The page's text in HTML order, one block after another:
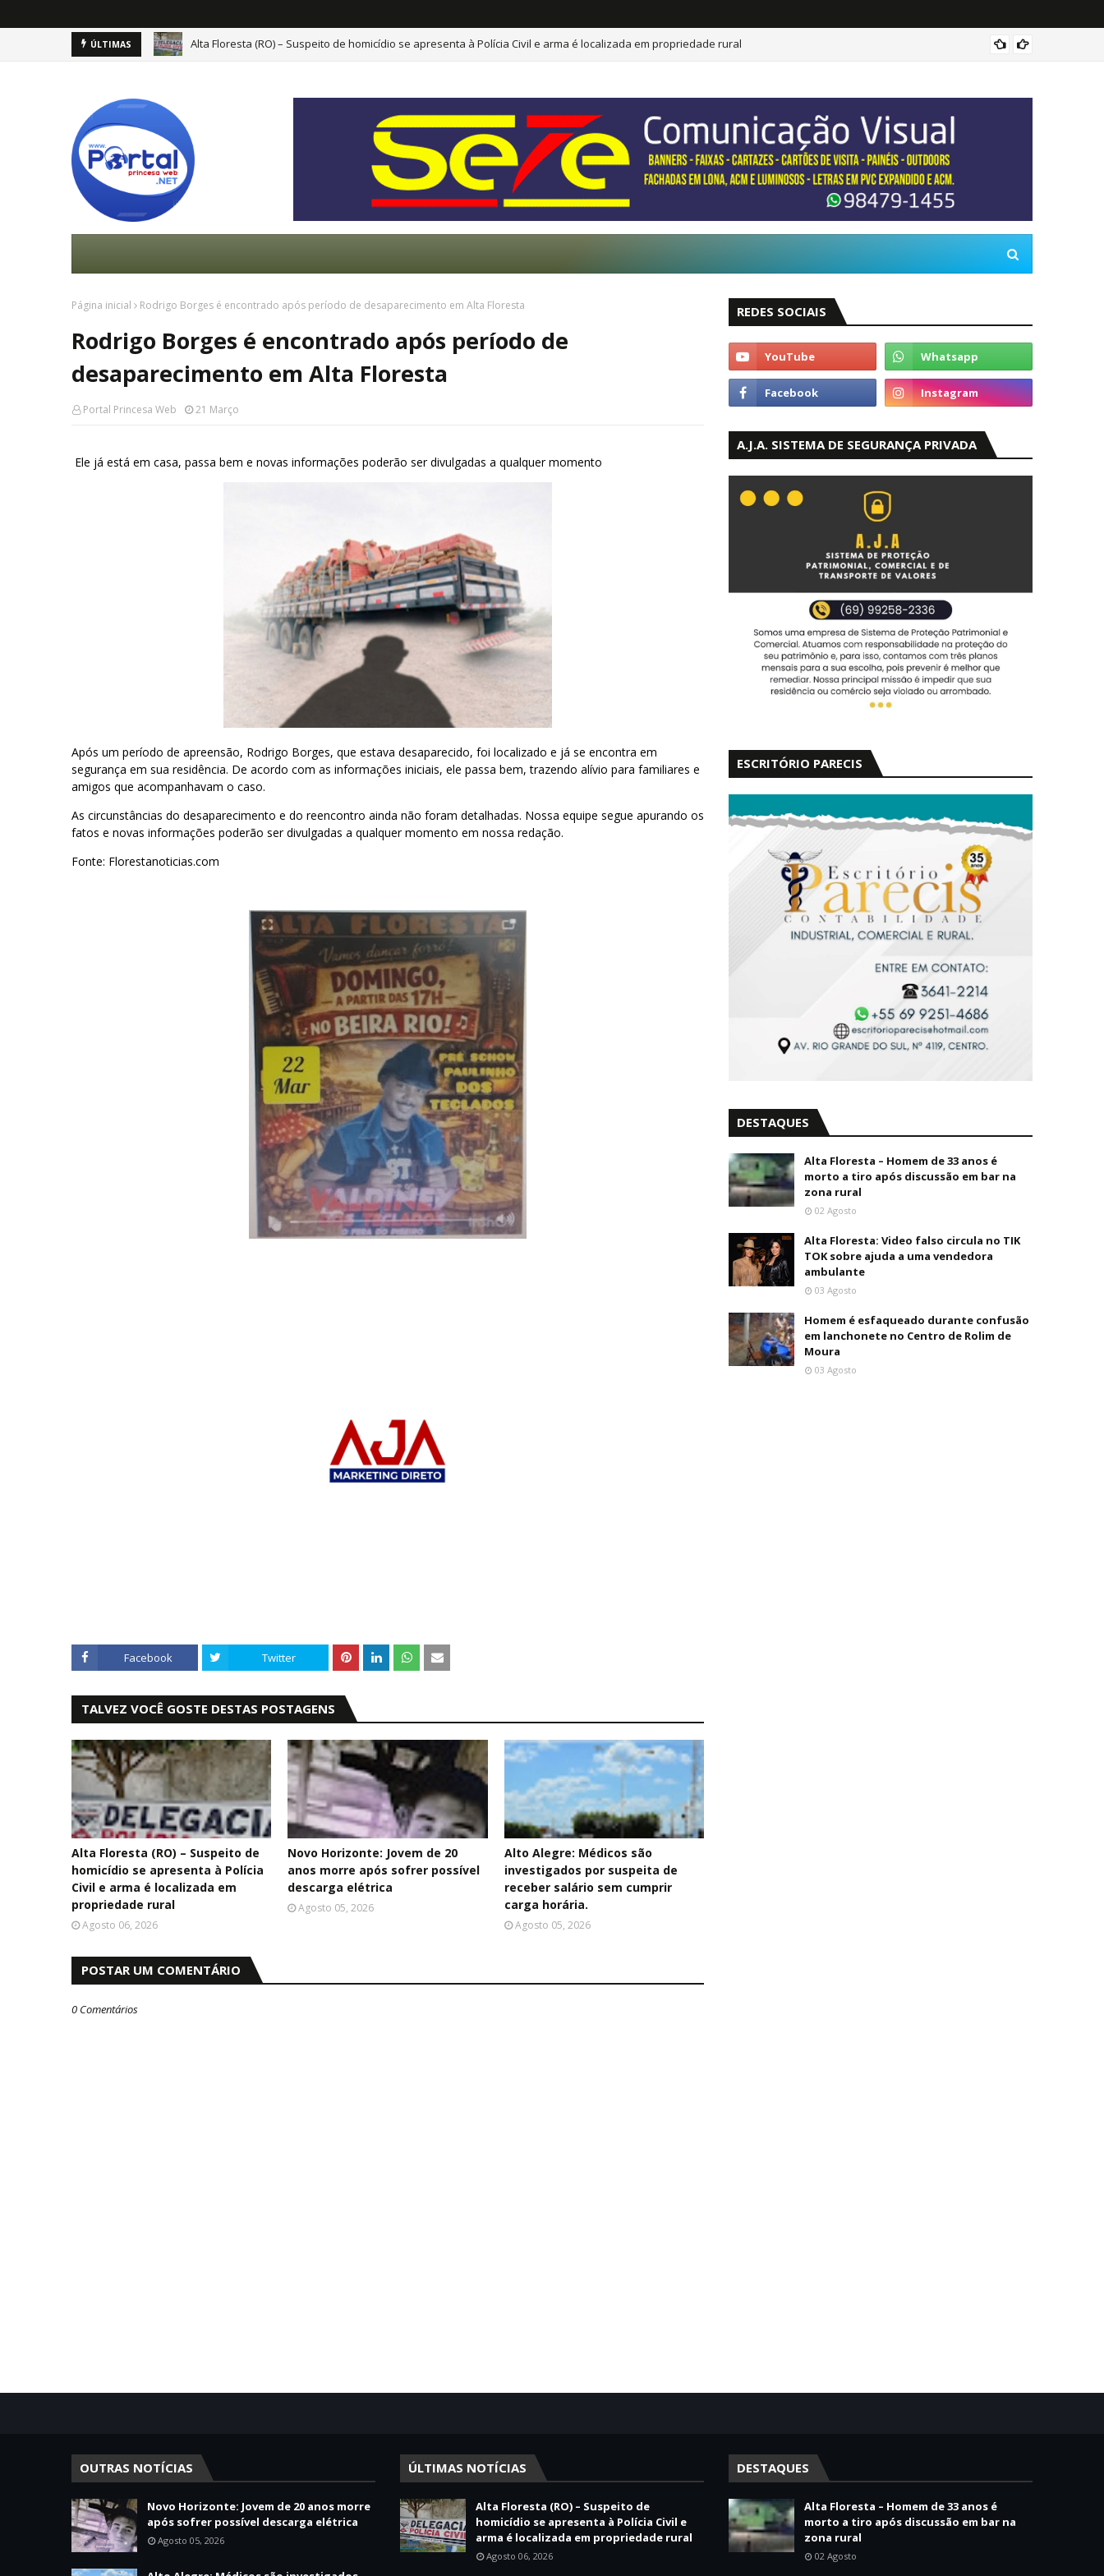
ÚLTIMAS Novo Horizonte: Jovem de 20 anos morre após sofrer possível descarga elétrica
Página inicial Rodrigo Borges é encontrado após período de desaparecimento em Alta Floresta
Rodrigo Borges é encontrado após período de
desaparecimento em Alta Floresta
Portal Princesa Web 21 Março
Ele já está em casa, passa bem e novas informações poderão ser divulgadas a qualquer momento
Após um período de apreensão, Rodrigo Borges, que estava desaparecido, foi localizado e já se encontra em
segurança em sua residência. De acordo com as informações iniciais, ele passa bem, trazendo alívio para familiares e
amigos que acompanhavam o caso.
As circunstâncias do desaparecimento e do reencontro ainda não foram detalhadas. Nossa equipe segue apurando os
fatos e novas informações poderão ser divulgadas a qualquer momento em nossa redação.
Fonte: Florestanoticias.com
Facebook Twitter
TALVEZ VOCÊ GOSTE DESTAS POSTAGENS
Alta Floresta (RO) – Suspeito de
homicídio se apresenta à Polícia
Civil e arma é localizada em
propriedade rural
Agosto 06, 2026
Novo Horizonte: Jovem de 20
anos morre após sofrer possível
descarga elétrica
Agosto 05, 2026
Alto Alegre: Médicos são
investigados por suspeita de
receber salário sem cumprir
carga horária.
Agosto 05, 2026
POSTAR UM COMENTÁRIO
0 Comentários
REDES SOCIAIS
A.J.A. SISTEMA DE SEGURANÇA PRIVADA
ESCRITÓRIO PARECIS
DESTAQUES
Alta Floresta – Homem de 33 anos é
morto a tiro após discussão em bar na
zona rural
02 Agosto
Alta Floresta: Video falso circula no TIK
TOK sobre ajuda a uma vendedora
ambulante
03 Agosto
Homem é esfaqueado durante confusão
em lanchonete no Centro de Rolim de
Moura
03 Agosto
OUTRAS NOTÍCIAS
Novo Horizonte: Jovem de 20 anos morre
após sofrer possível descarga elétrica
Agosto 05, 2026
ÚLTIMAS NOTÍCIAS
Alta Floresta (RO) – Suspeito de
homicídio se apresenta à Polícia Civil e
arma é localizada em propriedade rural
Agosto 06, 2026
DESTAQUES
Alta Floresta – Homem de 33 anos é
morto a tiro após discussão em bar na
zona rural
02 Agosto